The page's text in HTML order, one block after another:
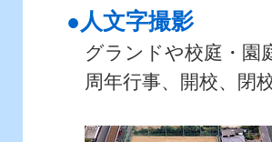
●人文字撮影
グランドや校庭・園
周年行事、開校、閉